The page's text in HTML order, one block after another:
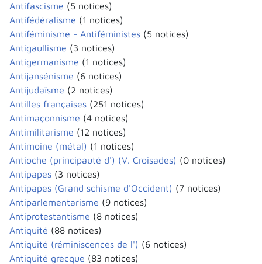
Antifascisme (5 notices)
Antifédéralisme (1 notices)
Antiféminisme - Antiféministes (5 notices)
Antigaullisme (3 notices)
Antigermanisme (1 notices)
Antijansénisme (6 notices)
Antijudaïsme (2 notices)
Antilles françaises (251 notices)
Antimaçonnisme (4 notices)
Antimilitarisme (12 notices)
Antimoine (métal) (1 notices)
Antioche (principauté d') (V. Croisades) (0 notices)
Antipapes (3 notices)
Antipapes (Grand schisme d'Occident) (7 notices)
Antiparlementarisme (9 notices)
Antiprotestantisme (8 notices)
Antiquité (88 notices)
Antiquité (réminiscences de l') (6 notices)
Antiquité grecque (83 notices)